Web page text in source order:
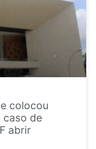
colocou
caso de
abrir